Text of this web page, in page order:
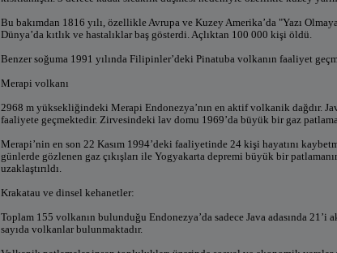
Bu bakımdan 1816 yılı, özellikle Avrupa ve Kuzey Amerika’da "Yazı
Dünya’da kıtlık ve hastalıklar baş gösterdi. Açlıktan 100 000 kişi öldü.
Benzer soğuma 1991 yılında Filipinler’deki Pinatuba volkanın faaliyet
Merapi volkanı
2968 m yüksekliğindeki Merapi Endonezya’nın en aktif volkanik dağdır.
faaliyete geçmektedir. Zirvesindeki lav domu 1969’da büyük bir gaz
Merapi’nin en son 22 Kasım 1994’deki faaliyetinde 24 kişi hayatını
günlerde gözlenen gaz çıkışları ile Yogyakarta depremi büyük bir
uzaklaştırıldı.
Krakatau ve dinsel kehanetler:
Toplam 155 volkanın bulunduğu Endonezya’da sadece Java adasında
sayıda volkanlar bulunmaktadır.